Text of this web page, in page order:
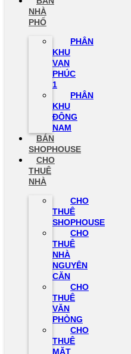
NHÀ
PHỐ
PHÂN
KHU
VẠN
PHÚC
1
PHÂN
KHU
ĐÔNG
NAM
BÁN
SHOPHOUSE
CHO
THUÊ
NHÀ
CHO
THUÊ
SHOPHOUSE
CHO
THUÊ
NHÀ
NGUYÊN
CĂN
CHO
THUÊ
VĂN
PHÒNG
CHO
THUÊ
MẶT